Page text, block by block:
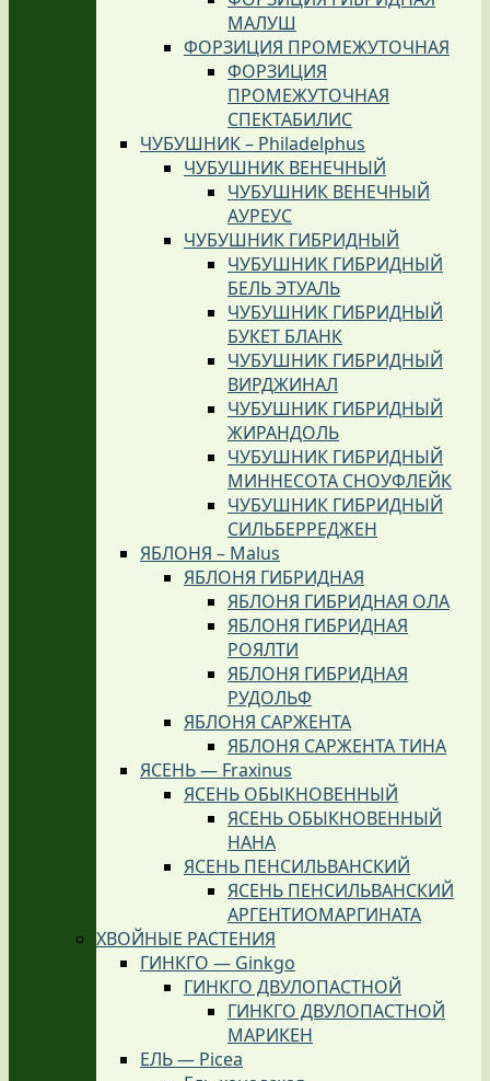
МАЛУШ
ФОРЗИЦИЯ ПРОМЕЖУТОЧНАЯ
ФОРЗИЦИЯ
ПРОМЕЖУТОЧНАЯ
СПЕКТАБИЛИС
ЧУБУШНИК – Philadelphus
ЧУБУШНИК ВЕНЕЧНЫЙ
ЧУБУШНИК ВЕНЕЧНЫЙ
АУРЕУС
ЧУБУШНИК ГИБРИДНЫЙ
ЧУБУШНИК ГИБРИДНЫЙ
БЕЛЬ ЭТУАЛЬ
ЧУБУШНИК ГИБРИДНЫЙ
БУКЕТ БЛАНК
ЧУБУШНИК ГИБРИДНЫЙ
ВИРДЖИНАЛ
ЧУБУШНИК ГИБРИДНЫЙ
ЖИРАНДОЛЬ
ЧУБУШНИК ГИБРИДНЫЙ
МИННЕСОТА СНОУФЛЕЙК
ЧУБУШНИК ГИБРИДНЫЙ
СИЛЬБЕРРЕДЖЕН
ЯБЛОНЯ – Malus
ЯБЛОНЯ ГИБРИДНАЯ
ЯБЛОНЯ ГИБРИДНАЯ ОЛА
ЯБЛОНЯ ГИБРИДНАЯ
РОЯЛТИ
ЯБЛОНЯ ГИБРИДНАЯ
РУДОЛЬФ
ЯБЛОНЯ САРЖЕНТА
ЯБЛОНЯ САРЖЕНТА ТИНА
ЯСЕНЬ — Fraxinus
ЯСЕНЬ ОБЫКНОВЕННЫЙ
ЯСЕНЬ ОБЫКНОВЕННЫЙ
НАНА
ЯСЕНЬ ПЕНСИЛЬВАНСКИЙ
ЯСЕНЬ ПЕНСИЛЬВАНСКИЙ
АРГЕНТИОМАРГИНАТА
ХВОЙНЫЕ РАСТЕНИЯ
ГИНКГО — Ginkgo
ГИНКГО ДВУЛОПАСТНОЙ
ГИНКГО ДВУЛОПАСТНОЙ
МАРИКЕН
ЕЛЬ — Picea